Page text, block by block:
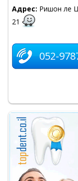
Адрес: Ришон ле
21
052-